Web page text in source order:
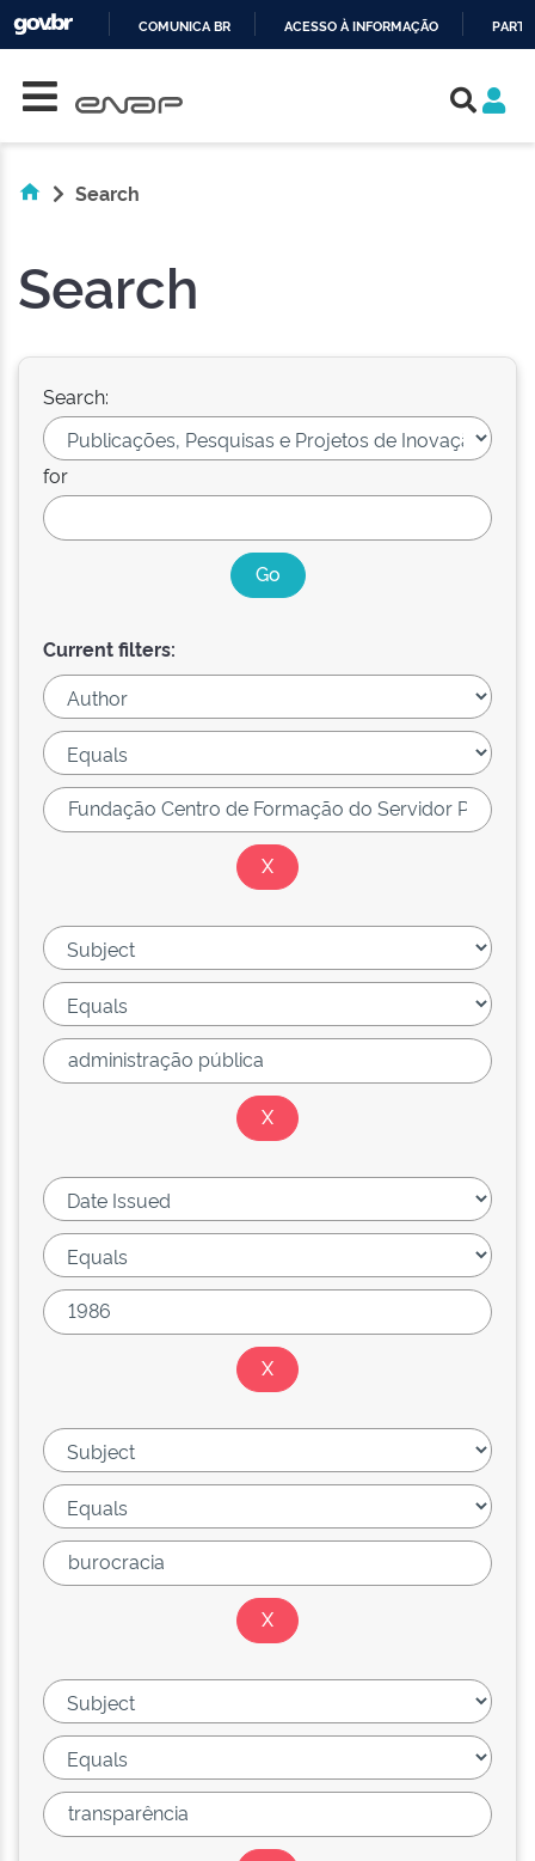
COMUNICA BR ACESSO À INFORMAÇÃO
Search
Search
Search:
for
Current filters: